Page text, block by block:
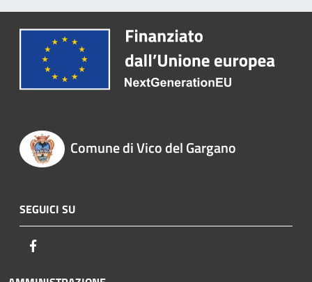
Comune di Vico del Gargano
SEGUICI SU